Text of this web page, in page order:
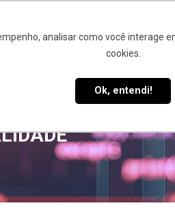
analisar como você interage
cookies.
Ok, entendi!
SIQ 4.0